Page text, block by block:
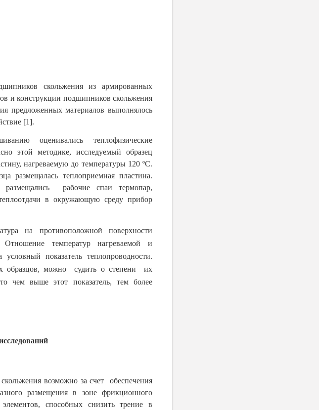
скольжения из армированных
и конструкции подшипников скольжения
предложенных материалов выполнялось
[1].
оценивались теплофизические
этой методике, исследуемый образец
нагреваемую до температуры 120 ºС.
размещалась теплоприемная пластина.
рабочие спаи термопар,
в окружающую среду прибор
на противоположной поверхности
температур нагреваемой и
показатель теплопроводности.
образцов, можно судить о степени их
чем выше этот показатель, тем более
возможно за счет обеспечения
размещения в зоне фрикционного
элементов, способных снизить трение в